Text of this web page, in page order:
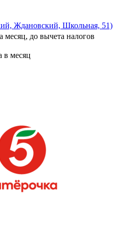
Ждановский, Школьная, 51)
месяц, до вычета налогов
в месяц